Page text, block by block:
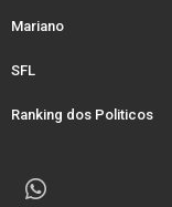
Mariano
SFL
Ranking dos Politicos